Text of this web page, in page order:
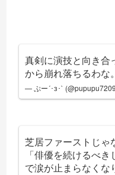
真剣に演技と向き合
から崩れ落ちるわな。
— ぷー´･з･`
芝居ファーストじゃ
「俳優を続けるべき
で涙が止まらなくな